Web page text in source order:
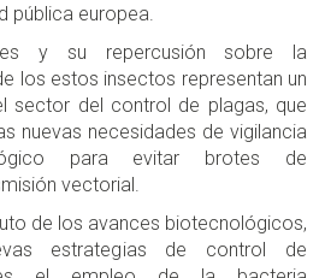
pública europea.
y su repercusión sobre la
los estos insectos representan un
sector del control de plagas, que
nuevas necesidades de vigilancia
para evitar brotes de
vectorial.
de los avances biotecnológicos,
estrategias de control de